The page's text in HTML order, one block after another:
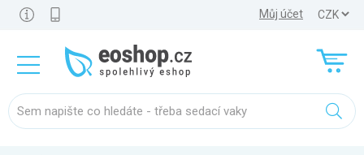
Můj účet